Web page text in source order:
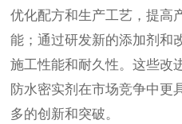
优化配方和生产工艺，提高
能；通过研发新的添加剂和
施工性能和耐久性。这些改
防水密实剂在市场竞争中更
多的创新和突破。